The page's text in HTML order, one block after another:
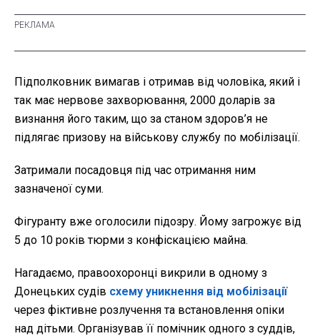
Підполковник вимагав і отримав від чоловіка, який і
так має нервове захворювання, 2000 доларів за
визнання його таким, що за станом здоров’я не
підлягає призову на військову службу по мобілізації.
Затримали посадовця під час отримання ним
зазначеної суми.
Фігуранту вже оголосили підозру. Йому загрожує від
5 до 10 років тюрми з конфіскацією майна.
Нагадаємо, правоохоронці викрили в одному з
Донецьких судів схему уникнення від мобілізації
через фіктивне розлучення та встановлення опіки
над дітьми. Організував її помічник одного з суддів,